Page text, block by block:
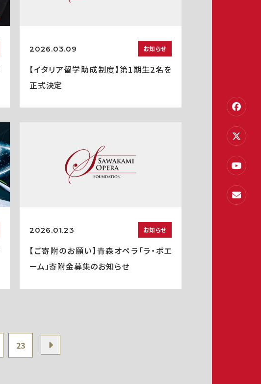
2026.03.09 お知らせ
【イタリア留学助成制度】第1期生2名を
正式決定
2026.01.23 お知らせ
【ご寄附のお願い】青森オペラ「ラ・ボエ
ーム」寄附金募集のお知らせ
23